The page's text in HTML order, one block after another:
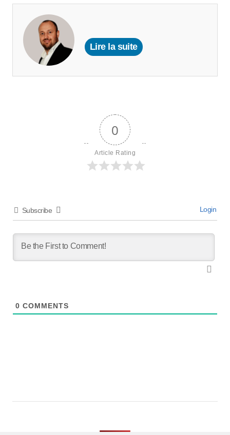
Lire la suite
0
Article Rating
Subscribe Login
0 COMMENTS